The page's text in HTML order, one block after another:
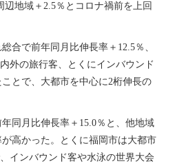
辺地域＋2.5％とコロナ禍前を上回
合で前年同月比伸長率＋12.5％、
外の旅行客、とくにインバウンド
とで、大都市を中心に2桁伸長の
同月比伸長率＋15.0％と、他地域
高かった。とくに福岡市は大都市
インバウンド客や水泳の世界大会